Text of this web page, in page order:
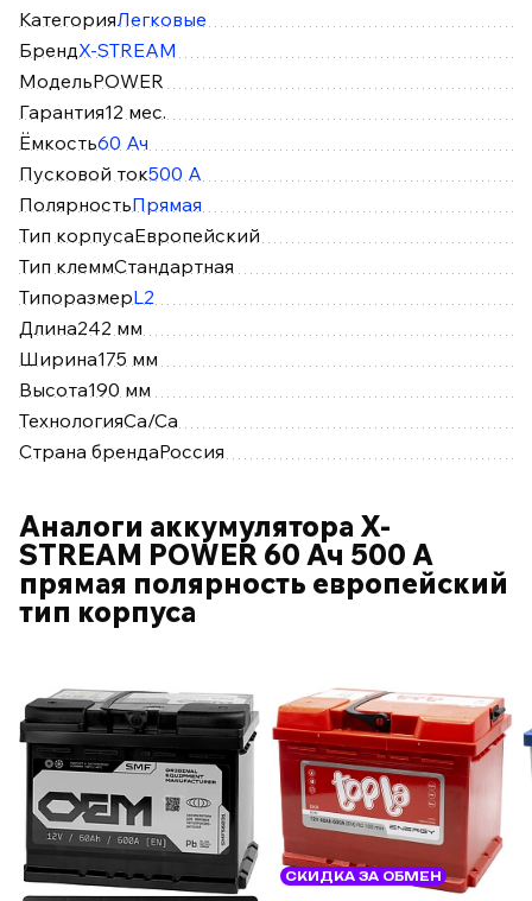
КатегорияЛегковые
БрендX-STREAM
МодельPOWER
Гарантия12 мес.
Ёмкость60 Ач
Пусковой ток500 А
ПолярностьПрямая
Тип корпусаЕвропейский
Тип клеммСтандартная
ТипоразмерL2
Длина242 мм
Ширина175 мм
Высота190 мм
ТехнологияCa/Ca
Страна брендаРоссия
Аналоги аккумулятора X-
STREAM POWER 60 Ач 500 А
прямая полярность европейский
тип корпуса
СКИДКА ЗА ОБМЕН